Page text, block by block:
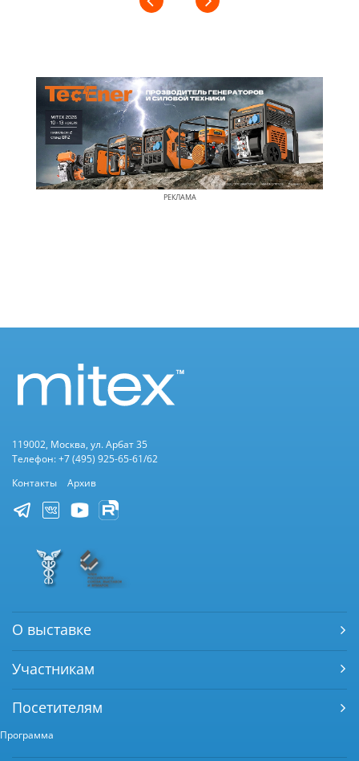
РЕКЛАМА
119002, Москва, ул. Арбат 35
Телефон: +7 (495) 925-65-61/62
Контакты
Архив
О выставке
Участникам
Посетителям
Программа